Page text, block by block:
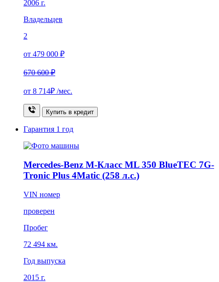
2006 г.
Владельцев
2
от 479 000 ₽
670 600 ₽
от 8 714₽ /мес.
Купить в кредит
Гарантия 1 год
Mercedes-Benz M-Класс ML 350 BlueTEC 7G-
Tronic Plus 4Matic (258 л.с.)
VIN номер
проверен
Пробег
72 494 км.
Год выпуска
2015 г.